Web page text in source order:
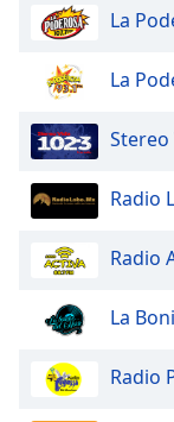
La
La
Stereo
Radio
Radio
La
Radio